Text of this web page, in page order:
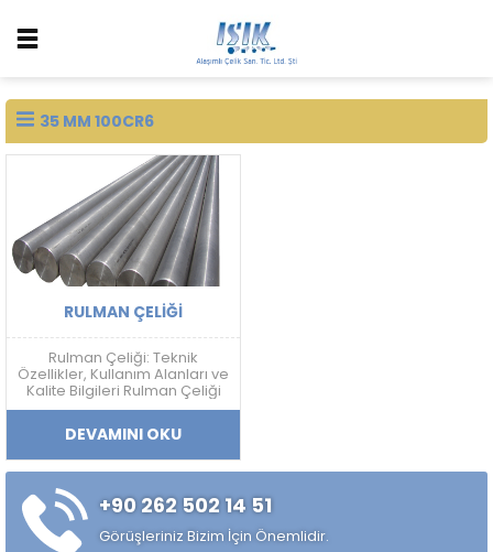
35 MM 100CR6
RULMAN ÇELIĞI
Rulman Çeliği: Teknik
Özellikler, Kullanım Alanları ve
Kalite Bilgileri Rulman Çeliği
Nedir? Rulman çeliği; yüksek
sertlik, aşınma dayanımı,
yorulma direnci ve boyutsal
kararlılık gerektiren
uygulamalarda kullanılan
yüksek karbonlu krom
alaşımlı özel çelik türüdür.
Özellikle rulman, bilya,
makaralı rulman elemanları,
DEVAMINI OKU
+90 262 502 14 51
Görüşleriniz Bizim İçin Önemlidir.